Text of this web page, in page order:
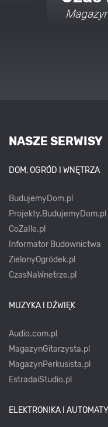
NASZE SERWISY
DOM, OGRÓD I WNĘTRZA
BudujemyDom.pl
Projekty.BudujemyDom.pl
CoZaIle.pl
Informator Budownictwa
ZielonyOgródek.pl
CzasNaWnetrze.pl
MUZYKA I DŹWIĘK
Audio.com.pl
MagazynGitarzysta.pl
MagazynPerkusista.pl
EstradaiStudio.pl
ELEKTRONIKA I